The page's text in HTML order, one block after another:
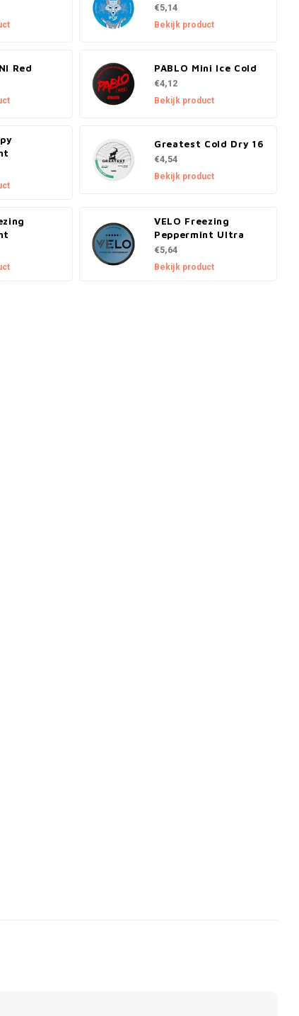
€5,14
Bekijk product
Red PABLO Mini Ice Cold
€4,12
Bekijk product
Greatest Cold Dry 16
€4,54
Bekijk product
VELO Freezing
Peppermint Ultra
€5,64
Bekijk product